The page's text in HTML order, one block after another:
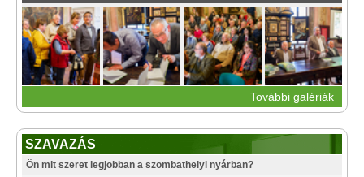
További galériák
SZAVAZÁS
Ön mit szeret legjobban a szombathelyi nyárban?